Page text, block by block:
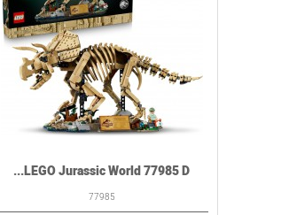
LEGO Jurassic World 77985 D...
77985